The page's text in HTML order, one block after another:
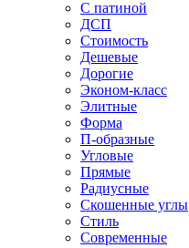
С патиной
ДСП
Стоимость
Дешевые
Дорогие
Эконом-класс
Элитные
Форма
П-образные
Угловые
Прямые
Радиусные
Скошенные углы
Стиль
Современные